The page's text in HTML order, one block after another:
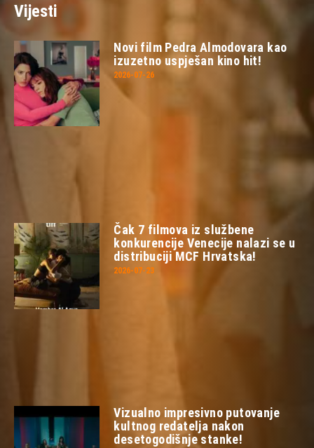
Vijesti
Novi film Pedra Almodovara kao
izuzetno uspješan kino hit!
2026-07-26
Čak 7 filmova iz službene
konkurencije Venecije nalazi se u
distribuciji MCF Hrvatska!
2026-07-23
Vizualno impresivno putovanje
kultnog redatelja nakon
desetogodišnje stanke!